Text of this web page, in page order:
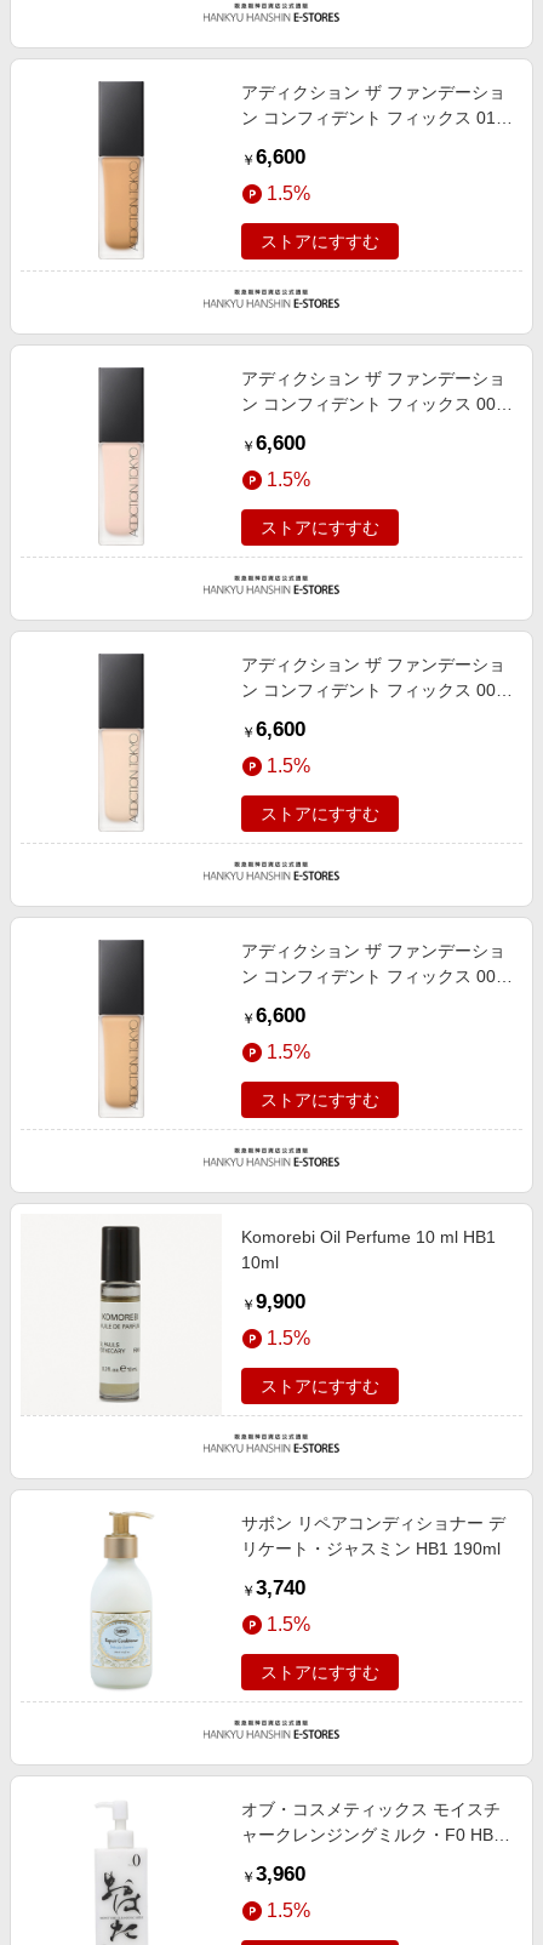
アディクション ザ ファンデーショ
ン コンフィデント フィックス 012
￥ 6,600
1.5%
ストアにすすむ
アディクション ザ ファンデーショ
ン コンフィデント フィックス 003
￥ 6,600
1.5%
ストアにすすむ
アディクション ザ ファンデーショ
ン コンフィデント フィックス 002
￥ 6,600
1.5%
ストアにすすむ
アディクション ザ ファンデーショ
ン コンフィデント フィックス 009
￥ 6,600
1.5%
ストアにすすむ
Komorebi Oil Perfume 10 ml HB1
10ml
￥ 9,900
1.5%
ストアにすすむ
サボン リペアコンディショナー デ
リケート・ジャスミン HB1 190ml
￥ 3,740
1.5%
ストアにすすむ
オブ・コスメティックス モイスチ
ャークレンジングミルク・F0 HB1
￥ 3,960
1.5%